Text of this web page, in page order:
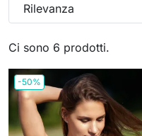
Ci sono 6 prodotti.
Rilevanza
-50%